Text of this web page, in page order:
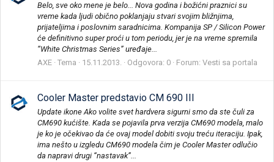
Belo, sve oko mene je belo... Nova godina i božićni praznici su
vreme kada ljudi obično poklanjaju stvari svojim bližnjima,
prijateljima i poslovnim saradnicima. Kompanija SP / Silicon Power
će definitivno super proći u tom periodu, jer je na vreme spremila
“White Christmas Series” uređaje...
AXE Tema 15.11.2013. Odgovora: 0 Forum: Vesti sa portala
Cooler Master predstavio CM 690 III
Update ikone Ako volite svet hardvera sigurni smo da ste čuli za
CM690 kućište. Kada se pojavila prva verzija CM690 modela, malo
je ko je očekivao da će ovaj model dobiti svoju treću iteraciju. Ipak,
ima nešto u izgledu CM690 modela čim je Cooler Master odlučio
da napravi drugi “nastavak”...